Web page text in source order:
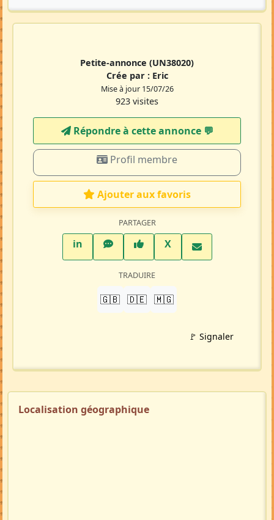
Petite-annonce (UN38020)
Crée par : Eric
Mise à jour 15/07/26
923 visites
Répondre à cette annonce 💬​
Profil membre
Ajouter aux favoris
PARTAGER
inLinkedInWhatsAppFacebook
XTwitter X
TRADUIRE
🇬🇧 🇩🇪 🇲🇬
🚩 Signaler
Localisation géographique